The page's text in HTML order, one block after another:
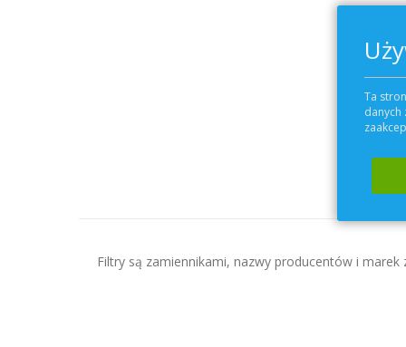
Filtry są zamiennikami, nazwy producentów i
Ta
danych